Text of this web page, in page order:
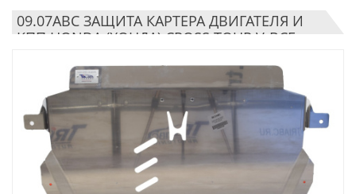
09.07ABC ЗАЩИТА КАРТЕРА ДВИГАТЕЛЯ И
КПП HONDA (ХОНДА) CROSS TOUR V-ВСЕ